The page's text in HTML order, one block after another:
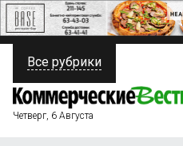
ПОЛИТИКА
ФИНАНСЫ
Все рубрики
Четверг, 6 Августа